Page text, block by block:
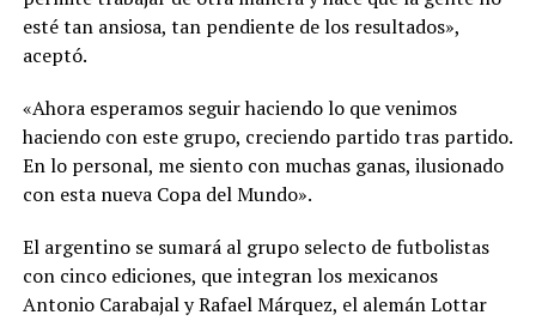
esté tan ansiosa, tan pendiente de los resultados»,
aceptó.
«Ahora esperamos seguir haciendo lo que venimos
haciendo con este grupo, creciendo partido tras partido.
En lo personal, me siento con muchas ganas, ilusionado
con esta nueva Copa del Mundo».
El argentino se sumará al grupo selecto de futbolistas
con cinco ediciones, que integran los mexicanos
Antonio Carabajal y Rafael Márquez, el alemán Lottar